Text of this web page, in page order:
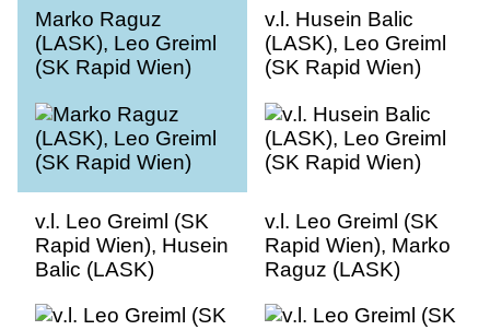
Marko Raguz
(LASK), Leo Greiml
(SK Rapid Wien)
v.l. Husein Balic
(LASK), Leo Greiml
(SK Rapid Wien)
v.l. Leo Greiml (SK
Rapid Wien), Husein
Balic (LASK)
v.l. Leo Greiml (SK
Rapid Wien), Marko
Raguz (LASK)